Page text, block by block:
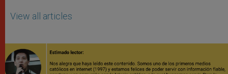
View all articles